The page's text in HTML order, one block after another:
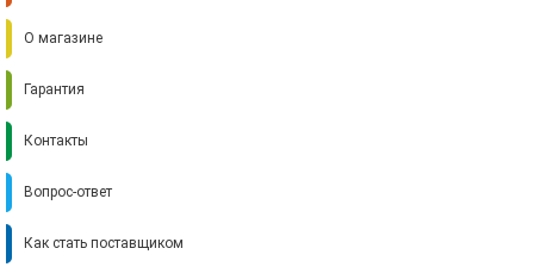
О магазине
Гарантия
Контакты
Вопрос-ответ
Как стать поставщиком